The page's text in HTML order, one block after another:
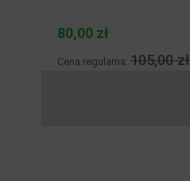
80,00 zł
Cena regularna: 105,00 zł